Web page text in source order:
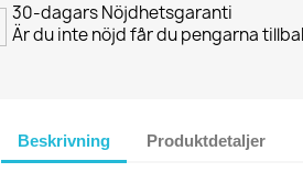
30-dagars Nöjdhetsgaranti
Är du inte nöjd får du pengarna
Beskrivning Produktdetaljer